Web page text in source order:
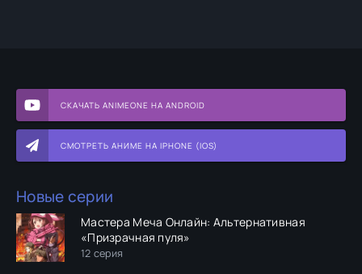
СКАЧАТЬ ANIMEONE НА ANDROID
СМОТРЕТЬ АНИМЕ НА IPHONE (IOS)
Новые серии
Мастера Меча Онлайн: Альтернативная
«Призрачная пуля»
12 серия